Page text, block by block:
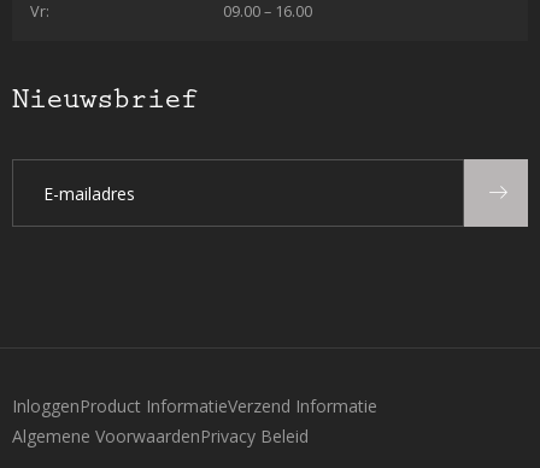
Vr: 09.00 – 16.00
Nieuwsbrief
InloggenProduct InformatieVerzend Informatie
Algemene VoorwaardenPrivacy Beleid